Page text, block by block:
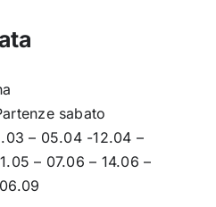
sabato
– 05.04 -12.04 –
– 07.06 – 14.06 –